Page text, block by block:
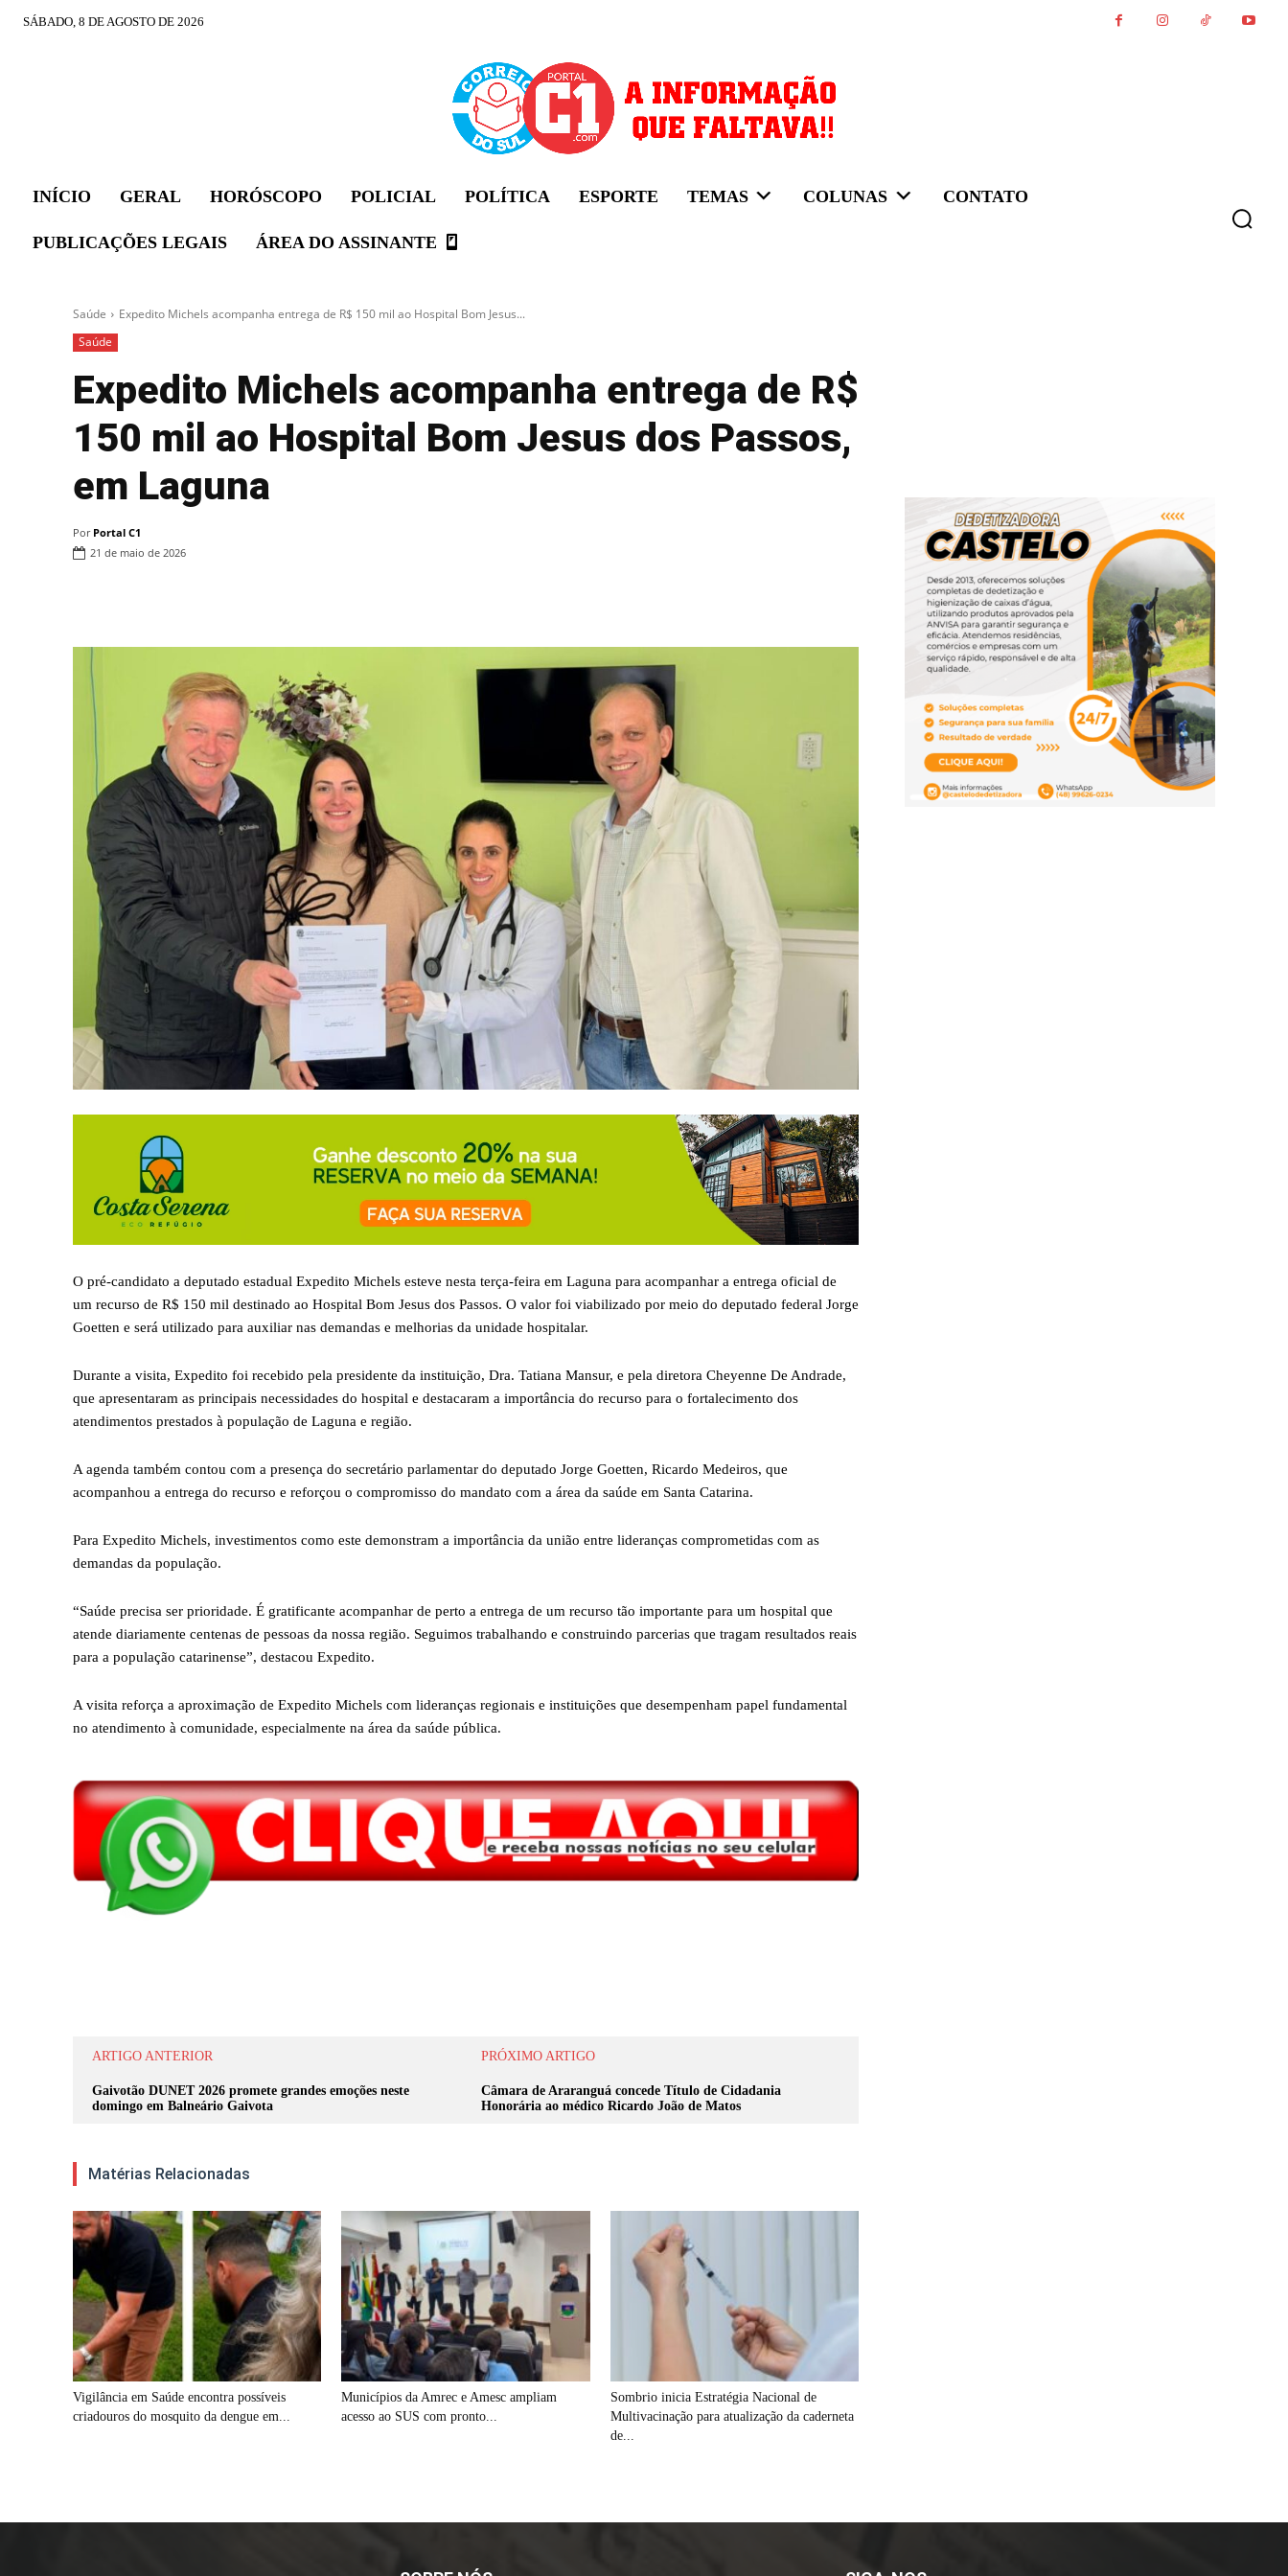
SÁBADO, 8 DE AGOSTO DE 2026
INÍCIO GERAL HORÓSCOPO POLICIAL POLÍTICA ESPORTE TEMAS COLUNAS CONTATO
PUBLICAÇÕES LEGAIS ÁREA DO ASSINANTE
Saúde
Expedito Michels acompanha entrega de R$ 150 mil ao Hospital Bom Jesus...
Saúde
Expedito Michels acompanha entrega de R$
150 mil ao Hospital Bom Jesus dos Passos,
em Laguna
Por Portal C1
21 de maio de 2026
O pré-candidato a deputado estadual Expedito Michels esteve nesta terça-feira em Laguna para acompanhar a entrega oficial de
um recurso de R$ 150 mil destinado ao Hospital Bom Jesus dos Passos. O valor foi viabilizado por meio do deputado federal Jorge
Goetten e será utilizado para auxiliar nas demandas e melhorias da unidade hospitalar.
Durante a visita, Expedito foi recebido pela presidente da instituição, Dra. Tatiana Mansur, e pela diretora Cheyenne De Andrade,
que apresentaram as principais necessidades do hospital e destacaram a importância do recurso para o fortalecimento dos
atendimentos prestados à população de Laguna e região.
A agenda também contou com a presença do secretário parlamentar do deputado Jorge Goetten, Ricardo Medeiros, que
acompanhou a entrega do recurso e reforçou o compromisso do mandato com a área da saúde em Santa Catarina.
Para Expedito Michels, investimentos como este demonstram a importância da união entre lideranças comprometidas com as
demandas da população.
“Saúde precisa ser prioridade. É gratificante acompanhar de perto a entrega de um recurso tão importante para um hospital que
atende diariamente centenas de pessoas da nossa região. Seguimos trabalhando e construindo parcerias que tragam resultados reais
para a população catarinense”, destacou Expedito.
A visita reforça a aproximação de Expedito Michels com lideranças regionais e instituições que desempenham papel fundamental
no atendimento à comunidade, especialmente na área da saúde pública.
ARTIGO ANTERIOR
Gaivotão DUNET 2026 promete grandes emoções neste
domingo em Balneário Gaivota
PRÓXIMO ARTIGO
Câmara de Araranguá concede Título de Cidadania
Honorária ao médico Ricardo João de Matos
Matérias Relacionadas
Vigilância em Saúde encontra possíveis
criadouros do mosquito da dengue em...
Municípios da Amrec e Amesc ampliam
acesso ao SUS com pronto...
Sombrio inicia Estratégia Nacional de
Multivacinação para atualização da caderneta
de...